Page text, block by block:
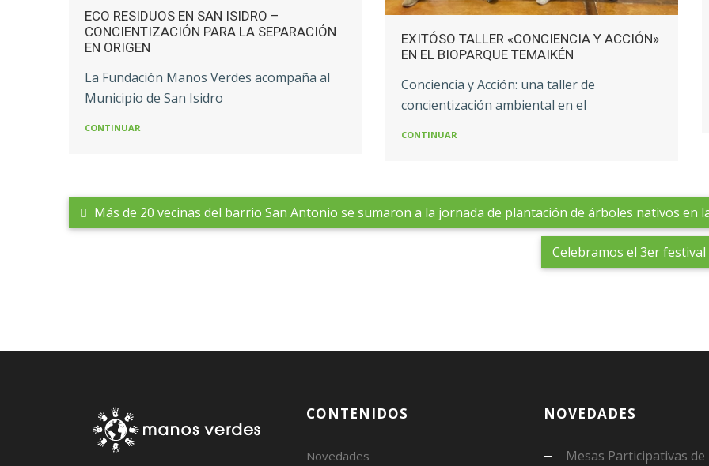
EXITÓSO TALLER «CONCIENCIA Y ACCIÓN»
EN EL BIOPARQUE TEMAIKÉN
Conciencia y Acción: una taller de
concientización ambiental en el
CONTINUAR
ORGANIZACIONES RECHAZAN EL RETIRO
Más de 70 ONGs rechazamos el retiro de la
Argentina
CONTINUAR
Más de 20 vecinas del barrio San Antonio se sumaron a la jornada de plantación de árboles nativos en
Celebramos el 3er
CONTENIDOS
Novedades
NOVEDADES
Mesas Participativas de